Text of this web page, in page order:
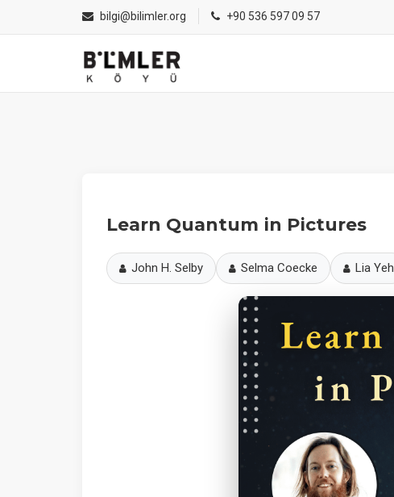
bilgi@bilimler.org +90 536 597 09 57
Learn Quantum in Pictures
John H. Selby Selma Coecke Lia Yeh